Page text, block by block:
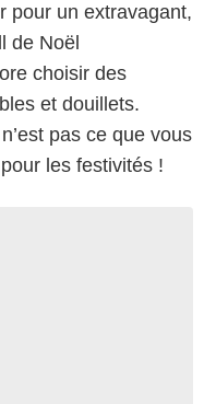
pour un extravagant,
de Noël
choisir des
et douillets.
pas ce que vous
les festivités !